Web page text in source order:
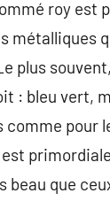
roy est
métalliques
plus
: bleu vert,
comme pour
beau que